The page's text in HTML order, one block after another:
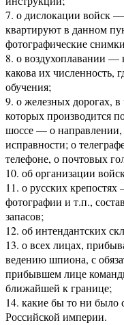
7. о дислокации войск —
квартируют в данном
фотографические
8. о воздухоплавании
какова их численность,
обучения;
9. о железных дорогах,
которых производится
шоссе — о направлении,
исправности; о
телефоне, о почтовых
10. об организации
11. о русских
фотографии и т.п.,
запасов;
12. об интендантских
13. о всех лицах,
ведению шпиона, с
прибывшем лице
ближайшей к границе;
14. какие бы то ни было
Российской империи.